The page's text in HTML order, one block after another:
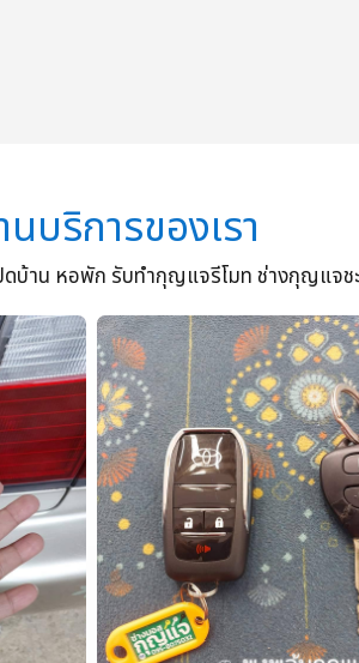
บริการของเรา
าน หอพัก รับทำกุญแจรีโมท ช่างกุญแจช